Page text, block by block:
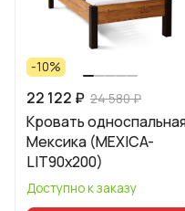
-10%
22 122 ₽ 24 580 ₽
Кровать
Мексика (MEXICA-
LIT90х200)
Доступно к заказу